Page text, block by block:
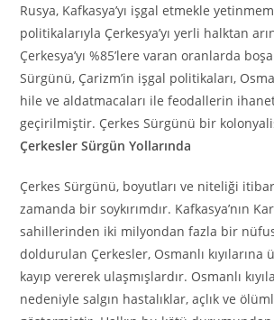
Rusya, Kafkasya’yı işgal etmekle
politikalarıyla Çerkesya’yı yerli halktan
Çerkesya’yı %85’lere varan oranlarda
Sürgünü, Çarizm’in işgal politikaları,
hile ve aldatmacaları ile feodallerin
geçirilmiştir. Çerkes Sürgünü bir
Çerkesler Sürgün Yollarında
Çerkes Sürgünü, boyutları ve niteliği
zamanda bir soykırımdır. Kafkasya’nın
sahillerinden iki milyondan fazla bir
doldurulan Çerkesler, Osmanlı kıyılarına
kayıp vererek ulaşmışlardır. Osmanlı
nedeniyle salgın hastalıklar, açlık ve